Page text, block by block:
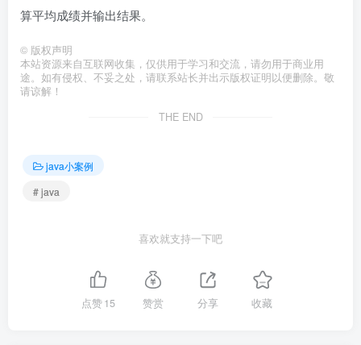
算平均成绩并输出结果。
© 版权声明
本站资源来自互联网收集，仅供用于学习和交流，请勿用于商业用
途。如有侵权、不妥之处，请联系站长并出示版权证明以便删除。敬
请谅解！
THE END
java小案例
# java
喜欢就支持一下吧
点赞15 赞赏 分享 收藏